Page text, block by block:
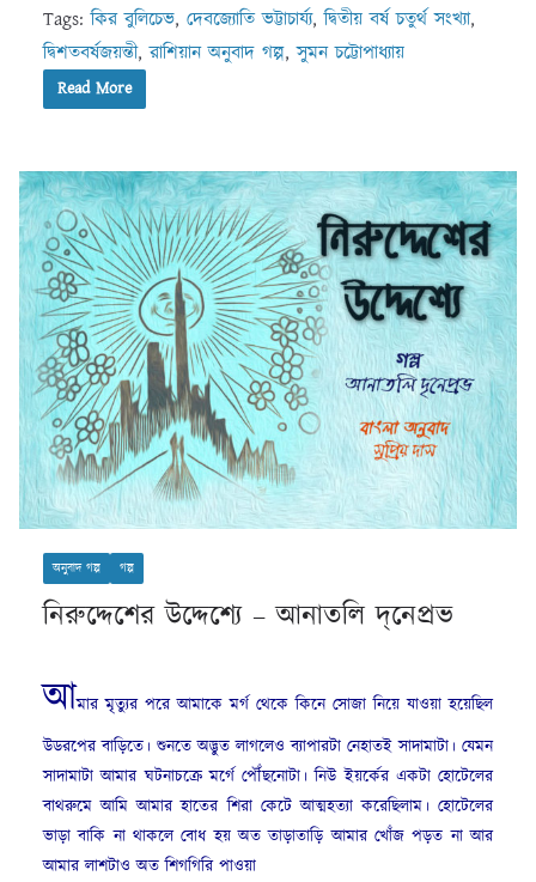
Tags:কির বুলিচেভ, দেবজ্যোতি ভট্টাচার্য্য,দ্বিতীয় বর্ষ চতুর্থ সংখ্যা,
দ্বিশতবর্ষজয়ন্তী,রাশিয়ান অনুবাদ গল্প,সুমন চট্টোপাধ্যায়
Read More
অনুবাদ গল্প গল্প
নিরুদ্দেশের উদ্দেশ্যে – আনাতলি দ্‌নেপ্রভ
আমার মৃত্যুর পরে আমাকে মর্গ থেকে কিনে সোজা নিয়ে যাওয়া হয়েছিল
উডরপের বাড়িতে। শুনতে অদ্ভুত লাগলেও ব্যাপারটা নেহাতই সাদামাটা। যেমন
সাদামাটা আমার ঘটনাচক্রে মর্গে পৌঁছনোটা। নিউ ইয়র্কের একটা হোটেলের
বাথরুমে আমি আমার হাতের শিরা কেটে আত্মহত্যা করেছিলাম। হোটেলের
ভাড়া বাকি না থাকলে বোধ হয় অত তাড়াতাড়ি আমার খোঁজ পড়ত না আর
আমার লাশটাও অত শিগগিরি পাওয়া